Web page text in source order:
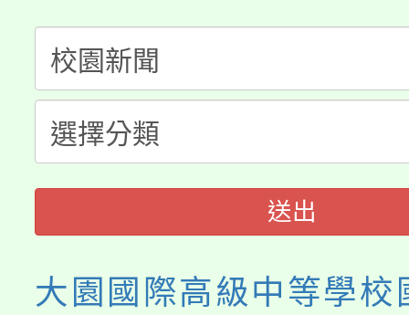
半價優惠，詳情可洽有
者。
份教師增能研習
大溪自造教育及科技中
份教師研習
淨零綠生活教案入校路
會
115年食農教育專業人
程
送出
大園國際高級中等學校